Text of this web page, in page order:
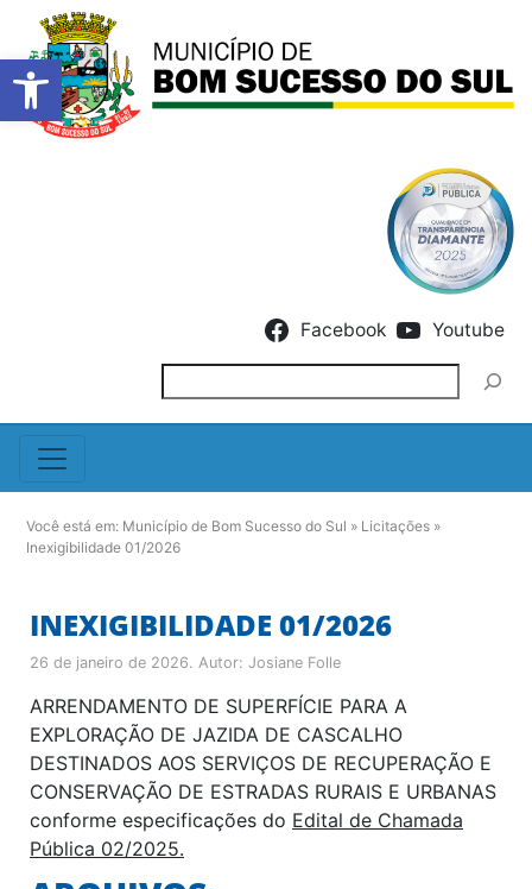
Barra de Ferramentas
Facebook Youtube
Você está em: Município de Bom Sucesso do Sul » Licitações »
Inexigibilidade 01/2026
INEXIGIBILIDADE 01/2026
26 de janeiro de 2026. Autor: Josiane Folle
ARRENDAMENTO DE SUPERFÍCIE PARA A
EXPLORAÇÃO DE JAZIDA DE CASCALHO
DESTINADOS AOS SERVIÇOS DE RECUPERAÇÃO E
CONSERVAÇÃO DE ESTRADAS RURAIS E URBANAS
conforme especificações do Edital de Chamada
Pública 02/2025.